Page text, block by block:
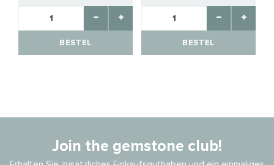
BESTEL BESTEL
Join the gemstone club!